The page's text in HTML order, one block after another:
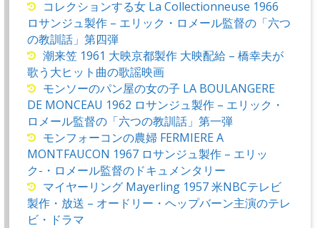
コレクションする女 La Collectionneuse 1966
ロサンジュ製作 – エリック・ロメール監督の「六つ
の教訓話」第四弾
潮来笠 1961 大映京都製作 大映配給 – 橋幸夫が
歌う大ヒット曲の歌謡映画
モンソーのパン屋の女の子 LA BOULANGERE
DE MONCEAU 1962 ロサンジュ製作 – エリック・
ロメール監督の「六つの教訓話」第一弾
モンフォーコンの農婦 FERMIERE A
MONTFAUCON 1967 ロサンジュ製作 – エリッ
ク-・ロメール監督のドキュメンタリー
マイヤーリング Mayerling 1957 米NBCテレビ
製作・放送 – オードリー・ヘップバーン主演のテレ
ビ・ドラマ